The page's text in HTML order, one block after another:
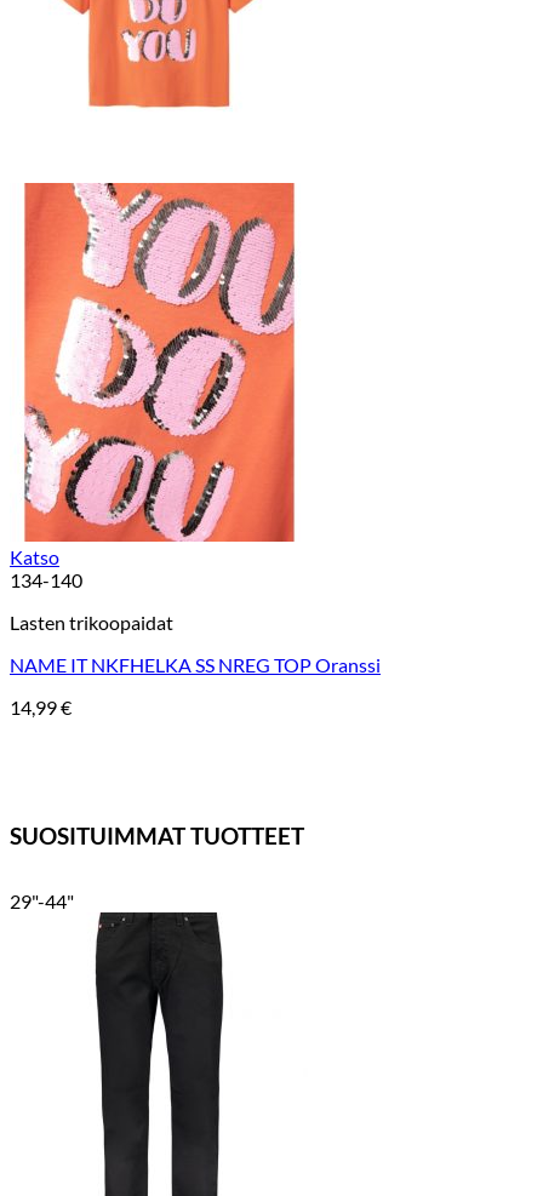
Katso
134-140
Lasten trikoopaidat
NAME IT NKFHELKA SS NREG TOP Oranssi
14,99€
SUOSITUIMMAT TUOTTEET
29"-44"